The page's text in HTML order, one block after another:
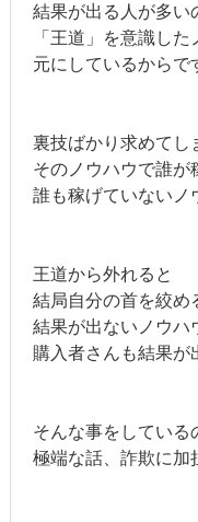
結果が出る人が多い
「王道」を意識した
元にしているからで
裏技ばかり求めてし
そのノウハウで誰が
誰も稼げていないノ
王道から外れると
結局自分の首を絞め
結果が出ないノウハ
購入者さんも結果が
そんな事をしている
極端な話、詐欺に加